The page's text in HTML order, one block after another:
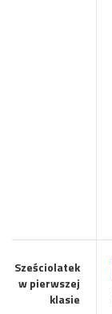
Sześciolatek
w pierwszej
klasie